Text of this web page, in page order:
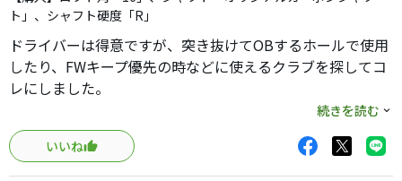
ト」、シャフト硬度「R」
ドライバーは得意ですが、突き抜けてOBするホールで使用
したり、FWキープ優先の時などに使えるクラブを探してコ
レにしました。
ドライバー以外のクラブに飛距離性能は不要と考えていま
すので、16度をチョイス
続きを読む
いいね